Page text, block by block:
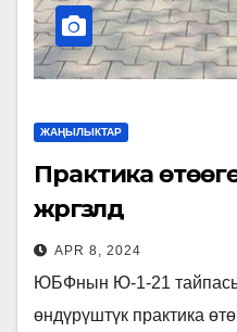
ЖАҢЫЛЫКТАР
Практика
жүргүзүлдү
APR 8, 2024
ЮБФнын Ю-1-21
өндүрүштүк практика